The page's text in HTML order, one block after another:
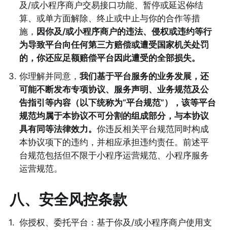
及/或小程序商户交易接口功能、暂停或延迟你结
算、或单方面解除、终止或中止与你的合作等措
施， 因你及/或小程序商户的违法、侵权或违约等行
为导致平台向任何第三方赔偿或遭受国家机关处罚
的，你还应足额赔偿平台因此遭受的全部损失。
3. 你理解并同意，我们基于平台服务的业务发展，还
可能不断发布专项协议、服务声明、业务规范及公
告指引等内容（以下统称为“平台规范”），该等平台
规范均属于本协议不可分割的组成部分，与本协议
具有同等法律效力。你违反相关平台规范同时构成
本协议项下的违约，并相应承担违约责任。前述平
台规范包括但不限于小程序运营规范、小程序服务
运营规范。
八、安全风控条款
1. 你授权、委托平台：基于你及/或小程序商户使用支